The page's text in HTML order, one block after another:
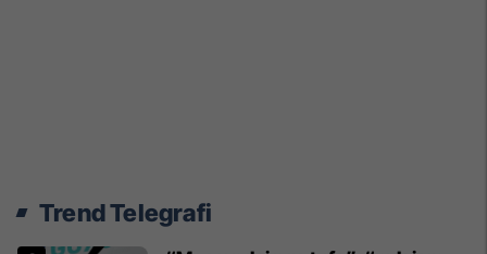
Trend Telegrafi